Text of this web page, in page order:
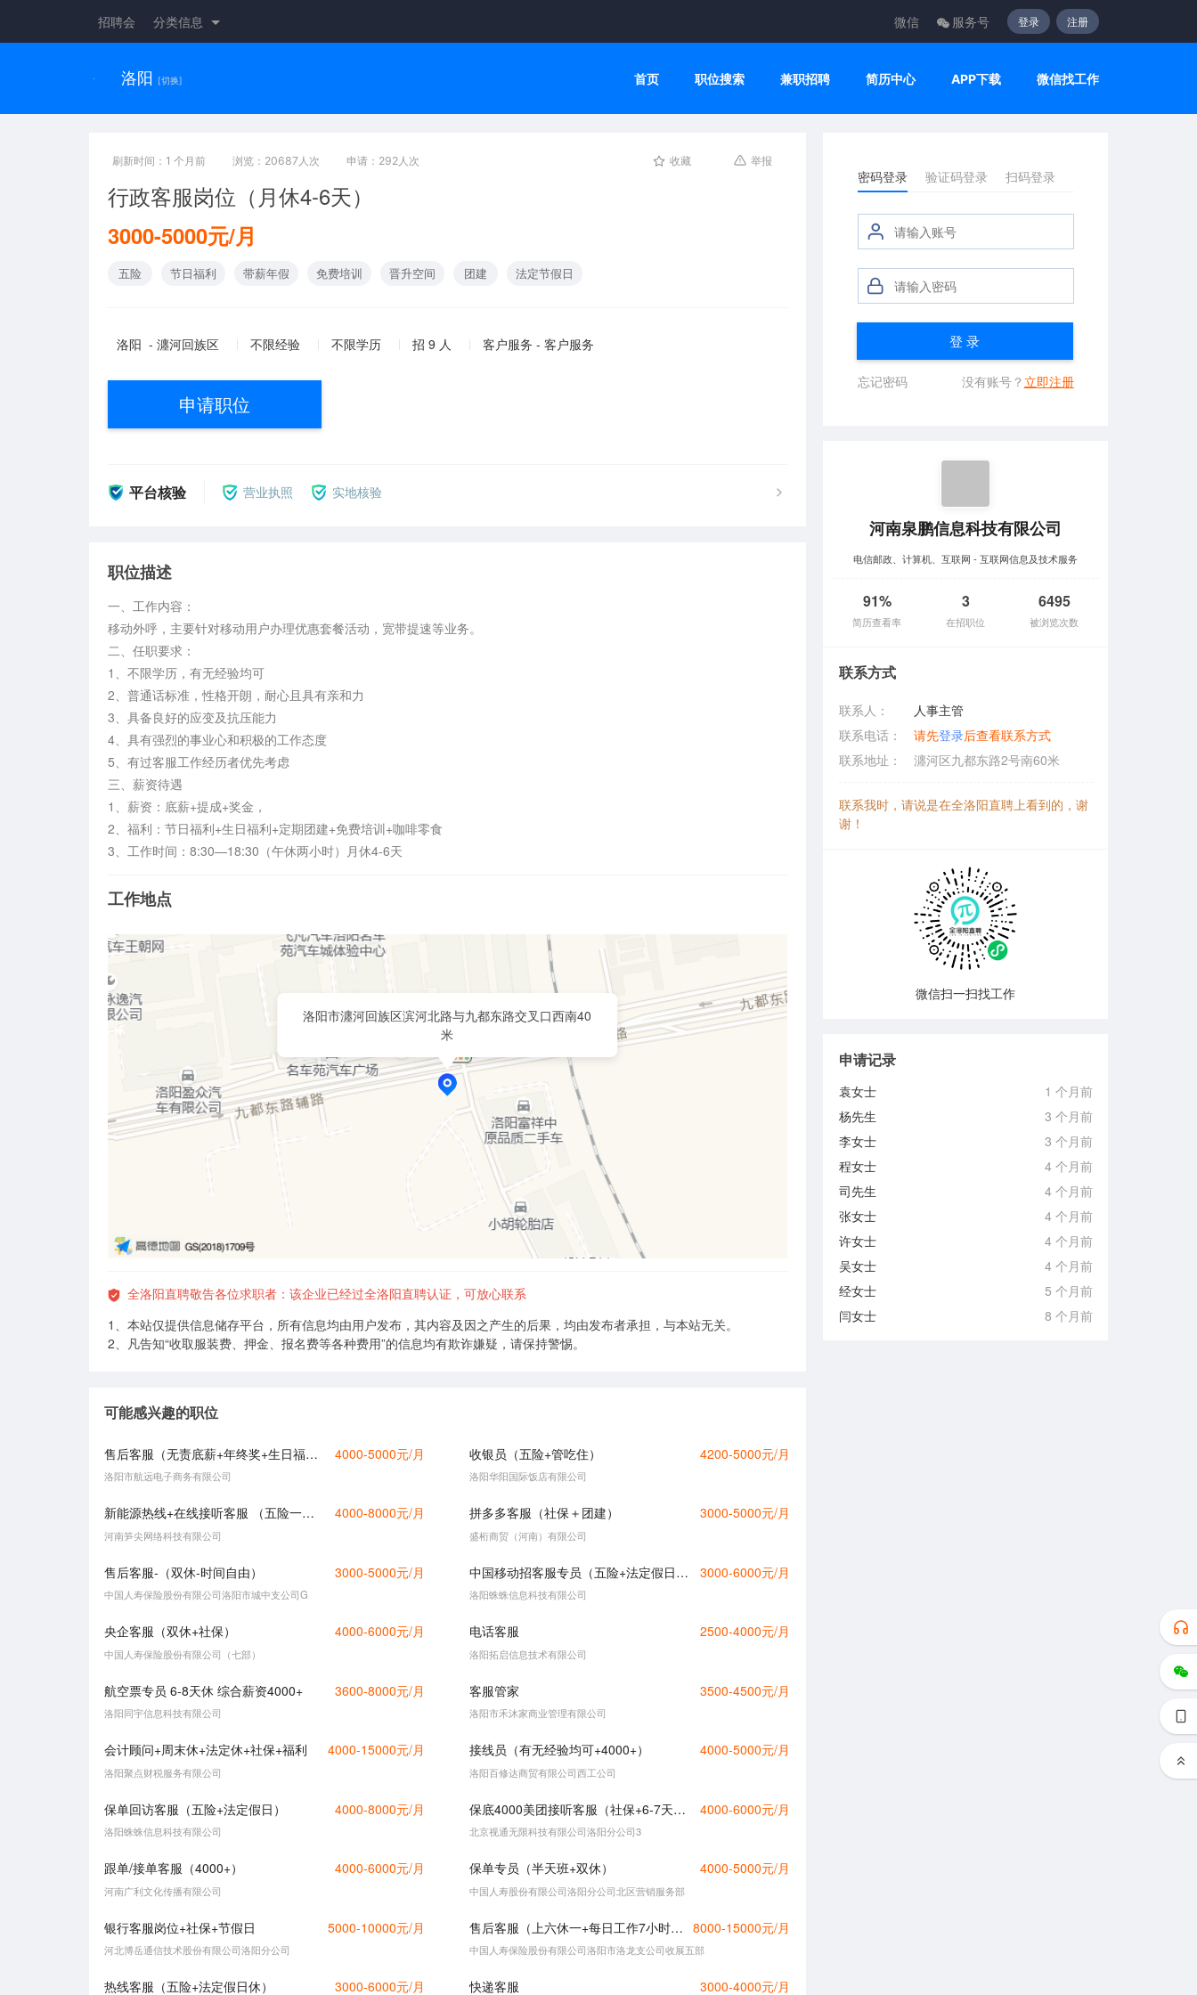
招聘会 分类信息 微信 服务号 登录 注册
洛阳 [切换] 首页 职位搜索 兼职招聘 简历中心 APP下载 微信找工作
刷新时间：1 个月前 浏览：20687人次 申请：292人次 收藏 举报
行政客服岗位（月休4-6天）
3000-5000元/月
五险 节日福利 带薪年假 免费培训 晋升空间 团建 法定节假日
洛阳 - 瀍河回族区 不限经验 不限学历 招 9 人 客户服务 - 客户服务
申请职位
平台核验 营业执照 实地核验
职位描述
一、工作内容：
移动外呼，主要针对移动用户办理优惠套餐活动，宽带提速等业务。
二、任职要求：
1、不限学历，有无经验均可
2、普通话标准，性格开朗，耐心且具有亲和力
3、具备良好的应变及抗压能力
4、具有强烈的事业心和积极的工作态度
5、有过客服工作经历者优先考虑
三、薪资待遇
1、薪资：底薪+提成+奖金，
2、福利：节日福利+生日福利+定期团建+免费培训+咖啡零食
3、工作时间：8:30—18:30（午休两小时）月休4-6天
工作地点
洛阳市瀍河回族区滨河北路与九都东路交叉口西南40
米
全洛阳直聘敬告各位求职者：该企业已经过全洛阳直聘认证，可放心联系
1、本站仅提供信息储存平台，所有信息均由用户发布，其内容及因之产生的后果，均由发布者承担，与本站无关。
2、凡告知“收取服装费、押金、报名费等各种费用”的信息均有欺诈嫌疑，请保持警惕。
可能感兴趣的职位
售后客服（无责底薪+年终奖+生日福利） 4000-5000元/月
洛阳市航远电子商务有限公司
收银员（五险+管吃住） 4200-5000元/月
洛阳华阳国际饭店有限公司
新能源热线+在线接听客服 （五险一金） 4000-8000元/月
河南笋尖网络科技有限公司
拼多多客服（社保＋团建） 3000-5000元/月
盛桁商贸（河南）有限公司
售后客服-（双休-时间自由） 3000-5000元/月
中国人寿保险股份有限公司洛阳市城中支公司G
中国移动招客服专员（五险+法定假日休） 3000-6000元/月
洛阳蛛蛛信息科技有限公司
央企客服（双休+社保） 4000-6000元/月
中国人寿保险股份有限公司（七部）
电话客服 2500-4000元/月
洛阳拓启信息技术有限公司
航空票专员 6-8天休 综合薪资4000+ 3600-8000元/月
洛阳同宇信息科技有限公司
客服管家 3500-4500元/月
洛阳市禾沐家商业管理有限公司
会计顾问+周末休+法定休+社保+福利 4000-15000元/月
洛阳聚点财税服务有限公司
接线员（有无经验均可+4000+） 4000-5000元/月
洛阳百修达商贸有限公司西工公司
保单回访客服（五险+法定假日） 4000-8000元/月
洛阳蛛蛛信息科技有限公司
保底4000美团接听客服（社保+6-7天休） 4000-6000元/月
北京视通无限科技有限公司洛阳分公司3
跟单/接单客服（4000+） 4000-6000元/月
河南广利文化传播有限公司
保单专员（半天班+双休） 4000-5000元/月
中国人寿股份有限公司洛阳分公司北区营销服务部
银行客服岗位+社保+节假日 5000-10000元/月
河北博岳通信技术股份有限公司洛阳分公司
售后客服（上六休一+每日工作7小时+年薪13万） 8000-15000元/月
中国人寿保险股份有限公司洛阳市洛龙支公司收展五部
热线客服（五险+法定假日休） 3000-6000元/月 快递客服 3000-4000元/月
密码登录 验证码登录 扫码登录
登 录
忘记密码 没有账号？ 立即注册
河南泉鹏信息科技有限公司
电信邮政、计算机、互联网 - 互联网信息及技术服务
91%
简历查看率
3
在招职位
6495
被浏览次数
联系方式
联系人：
人事主管
联系电话：
请先登录后查看联系方式
联系地址：
瀍河区九都东路2号南60米
联系我时，请说是在全洛阳直聘上看到的，谢
谢！
微信扫一扫找工作
申请记录
袁女士
1 个月前
杨先生
3 个月前
李女士
3 个月前
程女士
4 个月前
司先生
4 个月前
张女士
4 个月前
许女士
4 个月前
吴女士
4 个月前
经女士
5 个月前
闫女士
8 个月前